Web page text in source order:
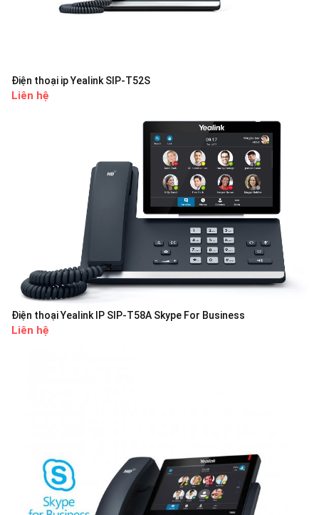
Điện thoại ip Yealink SIP-T52S
Liên hệ
Điện thoại Yealink IP SIP-T58A Skype For Business
Liên hệ